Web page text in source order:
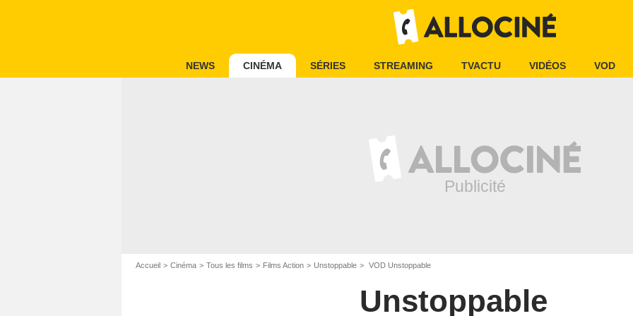
NEWS CINÉMA SÉRIES STREAMING TVACTU VIDÉOS VOD
Accueil Cinéma Tous les films Films Action Unstoppable VOD Unstoppable
Unstoppable